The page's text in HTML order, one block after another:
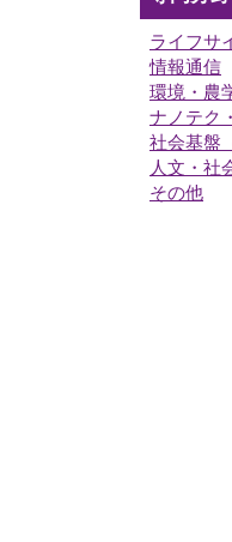
ライフサ
情報通信
環境・農
ナノテク
社会基盤
人文・社
その他